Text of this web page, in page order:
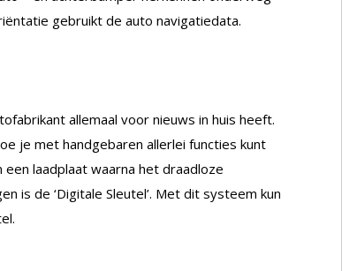
gebruikt de auto navigatiedata.
allemaal voor nieuws in huis heeft.
je met handgebaren allerlei functies kunt
laadplaat waarna het draadloze
is de ‘Digitale Sleutel’. Met dit systeem kun